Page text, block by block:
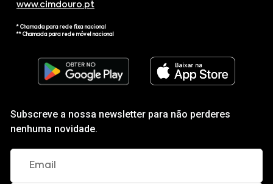
www.cimdouro.pt
* Chamada para rede fixa nacional
** Chamada para rede móvel nacional
Subscreve a nossa newsletter para não perderes
nenhuma novidade.